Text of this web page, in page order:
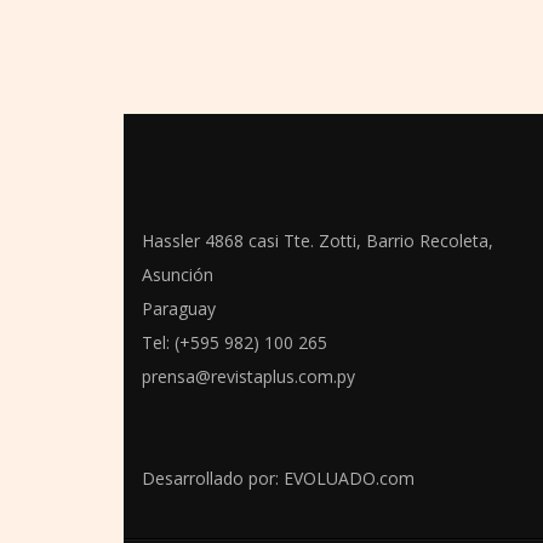
Hassler 4868 casi Tte. Zotti, Barrio Recoleta,
Asunción
Paraguay
Tel: (+595 982) 100 265
prensa@revistaplus.com.py
Desarrollado por: EVOLUADO.com